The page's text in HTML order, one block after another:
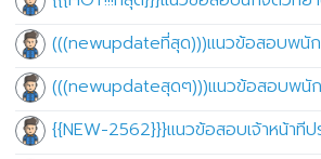
(((newupdateที่สุด)))แนวข้อสอบพนัก
(((newupdateสุดๆ)))แนวข้อสอบพนัก
{{NEW-2562}}}แนวข้อสอบเจ้าหน้าที